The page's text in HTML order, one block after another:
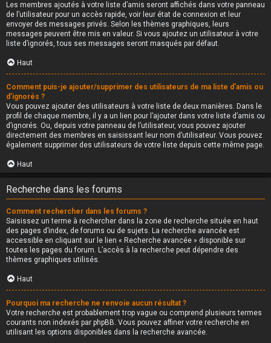
Les membres ajoutés à votre liste d’amis seront affichés dans votre panneau
de l’utilisateur pour un accès rapide, voir leur état de connexion et leur
envoyer des messages privés. Selon les thèmes graphiques, leurs
messages peuvent être mis en valeur. Si vous ajoutez un utilisateur à votre
liste d’ignorés, tous ses messages seront masqués par défaut.
Haut
Comment puis-je ajouter/supprimer des utilisateurs de ma liste d’amis ou
d’ignorés ?
Vous pouvez ajouter des utilisateurs à votre liste de deux manières. Dans le
profil de chaque membre, il y a un lien pour l’ajouter dans votre liste d’amis ou
d’ignorés. Ou, depuis votre panneau de l’utilisateur, vous pouvez ajouter
directement des membres en saisissant leur nom d’utilisateur. Vous pouvez
également supprimer des utilisateurs de votre liste depuis cette même page.
Haut
Recherche dans les forums
Comment rechercher dans les forums ?
Saisissez un terme à rechercher dans la zone de recherche située en haut
des pages d’index, de forums ou de sujets. La recherche avancée est
accessible en cliquant sur le lien « Recherche avancée » disponible sur
toutes les pages du forum. L’accès à la recherche peut dépendre des
thèmes graphiques utilisés.
Haut
Pourquoi ma recherche ne renvoie aucun résultat ?
Votre recherche est probablement trop vague ou comprend plusieurs termes
courants non indexés par phpBB. Vous pouvez affiner votre recherche en
utilisant les options disponibles dans la recherche avancée.